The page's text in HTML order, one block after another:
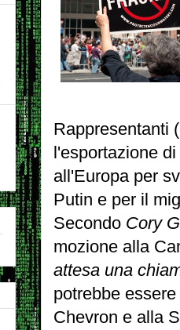
Rappresentanti (
l'esportazione
all'Europa per
Putin e per il
Secondo Cory
mozione alla
attesa una
potrebbe
Chevron e alla